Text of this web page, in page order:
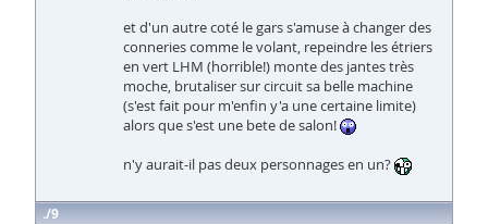
et d'un autre coté le gars s'amuse à changer des
conneries comme le volant, repeindre les étriers
en vert LHM (horrible!) monte des jantes très
moche, brutaliser sur circuit sa belle machine
(s'est fait pour m'enfin y'a une certaine limite)
alors que s'est une bete de salon!
n'y aurait-il pas deux personnages en un?
9